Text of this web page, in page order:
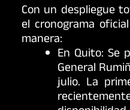
Con un despliegue
el cronograma
manera:
En Quito: Se
General
julio. La